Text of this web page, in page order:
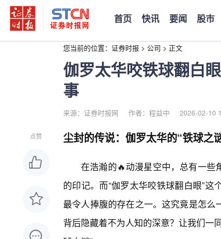
首页 快讯 要闻 股市
您当前的位置： 证券时报 > 公司 > 正文
伽罗太华咬铁球翻白
事
来源：证券时报网 作者：程益中 2026-02-10
点赞 尘封的传说：伽罗太华的“铁球之
在浩瀚的🔥动漫星空中，总有一些
的印记。而“伽罗太华咬铁球翻白眼”
最令人捧腹的存在之一。这究竟是怎
背后隐藏着不为人知的深意？让我们一